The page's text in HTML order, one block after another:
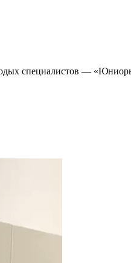
специалистов —